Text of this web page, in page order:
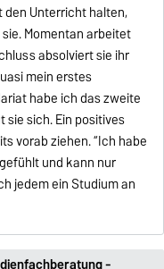
Unterricht halten,
Momentan arbeitet
absolviert sie ihr
mein erstes
habe ich das zweite
sie sich. Ein positives
vorab ziehen. “Ich habe
und kann nur
jedem ein Studium an